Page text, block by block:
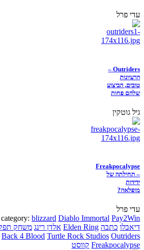
עדי פרל
Outriders –
הרעיונות
טובים, הביצוע
שלהם פחות
גיל גוטקין
Freakpocalypse
– תחילתה של
ידידות
מופלאה?
עדי פרל
blizzard Diablo Immortal Pay2Win
דיאבלו כתבה Elden Ring אלדן רינג משחק
Back 4 Blood Turtle Rock Studios Outriders
Freakpocalypse קווסט